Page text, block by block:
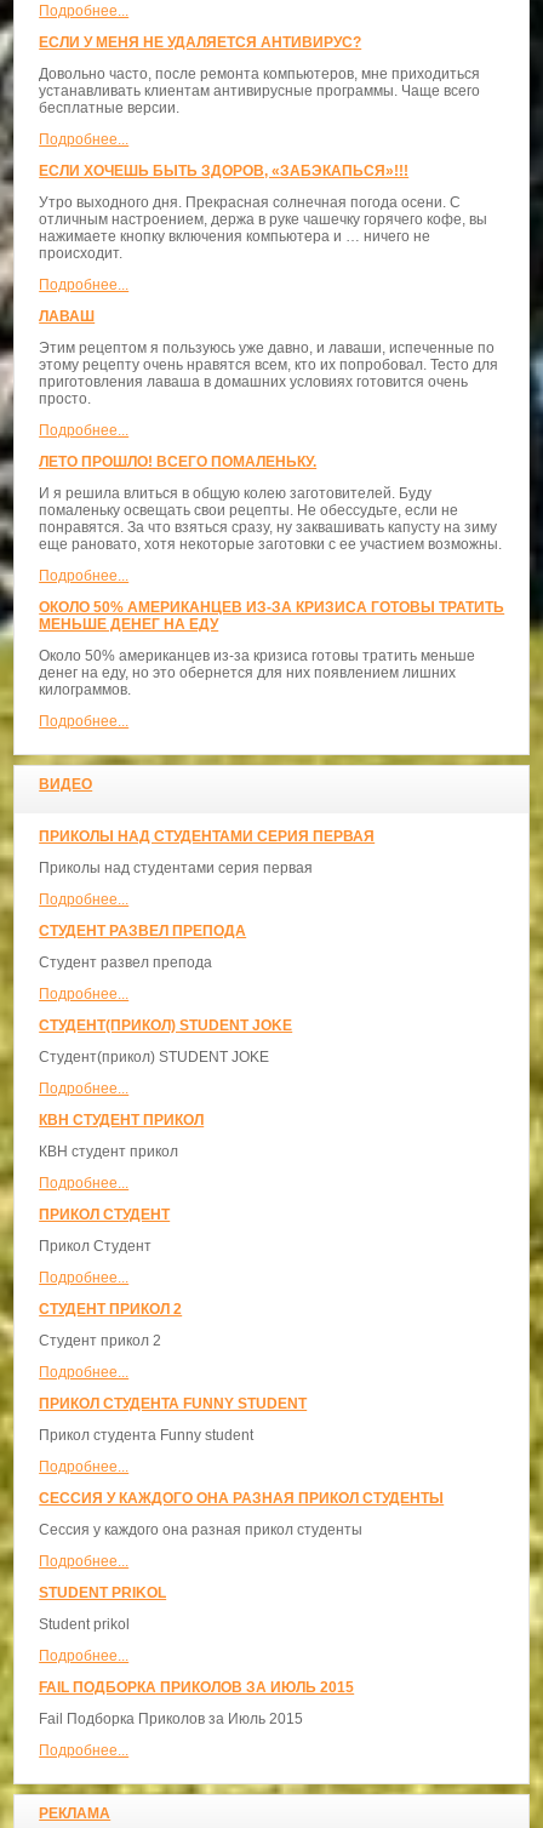
Подробнее...
ЕСЛИ У МЕНЯ НЕ УДАЛЯЕТСЯ АНТИВИРУС?
Довольно часто, после ремонта компьютеров, мне приходиться
устанавливать клиентам антивирусные программы. Чаще всего
бесплатные версии.
Подробнее...
ЕСЛИ ХОЧЕШЬ БЫТЬ ЗДОРОВ, «ЗАБЭКАПЬСЯ»!!!
Утро выходного дня. Прекрасная солнечная погода осени. С
отличным настроением, держа в руке чашечку горячего кофе, вы
нажимаете кнопку включения компьютера и … ничего не
происходит.
Подробнее...
ЛАВАШ
Этим рецептом я пользуюсь уже давно, и лаваши, испеченные по
этому рецепту очень нравятся всем, кто их попробовал. Тесто для
приготовления лаваша в домашних условиях готовится очень
просто.
Подробнее...
ЛЕТО ПРОШЛО! ВСЕГО ПОМАЛЕНЬКУ.
И я решила влиться в общую колею заготовителей. Буду
помаленьку освещать свои рецепты. Не обессудьте, если не
понравятся. За что взяться сразу, ну заквашивать капусту на зиму
еще рановато, хотя некоторые заготовки с ее участием возможны.
Подробнее...
ОКОЛО 50% АМЕРИКАНЦЕВ ИЗ-ЗА КРИЗИСА ГОТОВЫ ТРАТИТЬ
МЕНЬШЕ ДЕНЕГ НА ЕДУ
Около 50% американцев из-за кризиса готовы тратить меньше
денег на еду, но это обернется для них появлением лишних
килограммов.
Подробнее...
ВИДЕО
ПРИКОЛЫ НАД СТУДЕНТАМИ СЕРИЯ ПЕРВАЯ
Приколы над студентами серия первая
Подробнее...
СТУДЕНТ РАЗВЕЛ ПРЕПОДА
Студент развел препода
Подробнее...
СТУДЕНТ(ПРИКОЛ) STUDENT JOKE
Студент(прикол) STUDENT JOKE
Подробнее...
КВН СТУДЕНТ ПРИКОЛ
КВН студент прикол
Подробнее...
ПРИКОЛ СТУДЕНТ
Прикол Студент
Подробнее...
СТУДЕНТ ПРИКОЛ 2
Студент прикол 2
Подробнее...
ПРИКОЛ СТУДЕНТА FUNNY STUDENT
Прикол студента Funny student
Подробнее...
СЕССИЯ У КАЖДОГО ОНА РАЗНАЯ ПРИКОЛ СТУДЕНТЫ
Сессия у каждого она разная прикол студенты
Подробнее...
STUDENT PRIKOL
Student prikol
Подробнее...
FAIL ПОДБОРКА ПРИКОЛОВ ЗА ИЮЛЬ 2015
Fail Подборка Приколов за Июль 2015
Подробнее...
РЕКЛАМА